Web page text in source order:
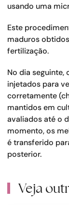
usando uma
Este
maduros
fertilização.
No dia
injetados para
corretamente
mantidos em
avaliados até o
momento, os
é transferido
posterior.
Veja